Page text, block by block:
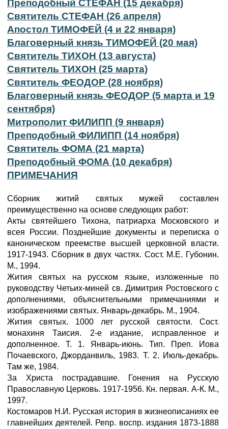
Преподобный СТЕФАН (15 декабря)
Святитель СТЕФАН (26 апреля)
Апостол ТИМОФЕЙ (4 и 22 января)
Благоверный князь ТИМОФЕЙ (20 мая)
Святитель ТИХОН (13 августа)
Святитель ТИХОН (25 марта)
Святитель ФЕОДОР (28 ноября)
Благоверный князь ФЕОДОР (5 марта и 19
сентября)
Митрополит ФИЛИПП (9 января)
Преподобный ФИЛИПП (14 ноября)
Святитель ФОМА (21 марта)
Преподобный ФОМА (10 декабря)
ПРИМЕЧАНИЯ
Сборник житий святых мужей составлен
преимущественно на основе следующих работ:
Акты святейшего Тихона, патриарха Московского и
всея России. Позднейшие документы и переписка о
каноническом преемстве высшей церковной власти.
1917-1943. Сборник в двух частях. Сост. М.Е. Губонин.
М., 1994.
Жития святых на русском языке, изложенные по
руководству Четьих-миней св. Димитрия Ростовского с
дополнениями, объяснительными примечаниями и
изображениями святых. Январь-декабрь. М., 1904.
Жития святых. 1000 лет русской святости. Сост.
монахиня Таисия. 2-е издание, исправленное и
дополненное. Т. 1. Январь-июнь. Тип. Преп. Иова
Почаевского, Джорданвиль, 1983. Т. 2. Июль-декабрь.
Там же, 1984.
За Христа пострадавшие. Гонения на Русскую
Православную Церковь. 1917-1956. Кн. первая. А-К. М.,
1997.
Костомаров Н.И. Русская история в жизнеописаниях ее
главнейших деятелей. Репр. воспр. издания 1873-1888